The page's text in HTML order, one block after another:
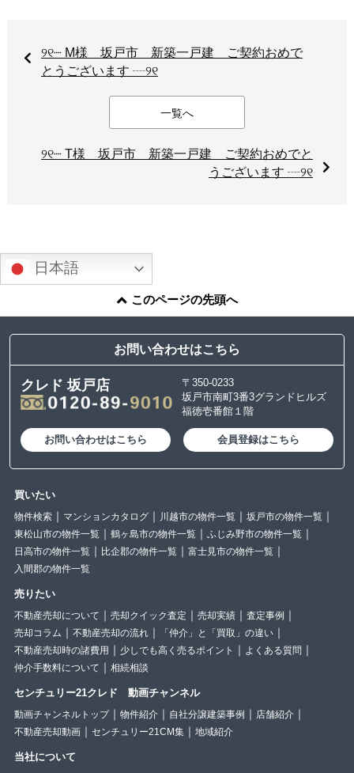
୨୧┈ M様 坂戸市 新築一戸建 ご契約おめで
とうございます ┈୨୧
一覧へ
୨୧┈ T様 坂戸市 新築一戸建 ご契約おめでと
うございます ┈୨୧
日本語
このページの先頭へ
お問い合わせはこちら
クレド 坂戸店
〒350-0233
坂戸市南町3番3グランドヒルズ
福徳壱番館１階
お問い合わせはこちら 会員登録はこちら
買いたい
物件検索 マンションカタログ 川越市の物件一覧
坂戸市の物件一覧
東松山市の物件一覧
鶴ヶ島市の物件一覧
ふじみ野市の物件一覧
日高市の物件一覧
比企郡の物件一覧
富士見市の物件一覧
入間郡の物件一覧
売りたい
不動産売却について 売却クイック査定 売却実績
査定事例
売却コラム
不動産売却の流れ
「仲介」と「買取」の違い
不動産売却時の諸費用
少しでも高く売るポイント
よくある質問
仲介手数料について
相続相談
センチュリー21クレド 動画チャンネル
動画チャンネルトップ 物件紹介 自社分譲建築事例
店舗紹介
不動産売却動画
センチュリー21CM集 地域紹介
当社について